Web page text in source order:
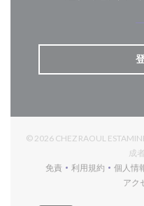
© 2026 CHEZ RAOUL
成者
免責
((新しいウィンドウで
利用規約
((新しいウィ
個人情
アク